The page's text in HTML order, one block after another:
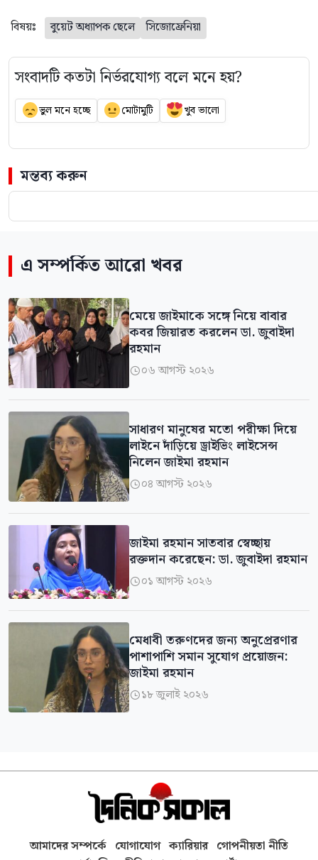
বিষয়ঃ বুয়েট অধ্যাপক ছেলে সিজোফ্রেনিয়া
সংবাদটি কতটা নির্ভরযোগ্য বলে মনে হয়?
ভুল মনে হচ্ছে মোটামুটি খুব ভালো
মন্তব্য করুন
এ সম্পর্কিত আরো খবর
মেয়ে জাইমাকে সঙ্গে নিয়ে বাবার
কবর জিয়ারত করলেন ডা. জুবাইদা
রহমান
০৬ আগস্ট ২০২৬
সাধারণ মানুষের মতো পরীক্ষা দিয়ে
লাইনে দাঁড়িয়ে ড্রাইভিং লাইসেন্স
নিলেন জাইমা রহমান
০৪ আগস্ট ২০২৬
জাইমা রহমান সাতবার স্বেচ্ছায়
রক্তদান করেছেন: ডা. জুবাইদা রহমান
০১ আগস্ট ২০২৬
মেধাবী তরুণদের জন্য অনুপ্রেরণার
পাশাপাশি সমান সুযোগ প্রয়োজন:
জাইমা রহমান
১৮ জুলাই ২০২৬
আমাদের সম্পর্কে যোগাযোগ ক্যারিয়ার গোপনীয়তা নীতি